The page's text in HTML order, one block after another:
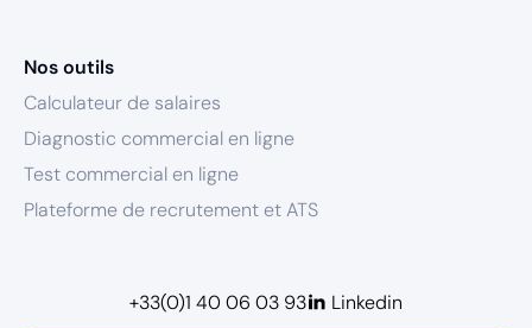
Nos outils
Calculateur de salaires
Diagnostic commercial en ligne
Test commercial en ligne
Plateforme de recrutement et ATS
+33(0)1 40 06 03 93 Linkedin